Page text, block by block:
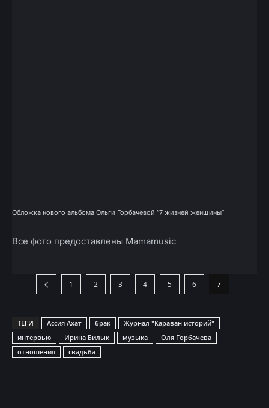
Обложка нового альбома Ольги Горбачевой “7 жизней женщины”
Все фото предоставлены Mamamusic
1 2 3 4 5 6 7
ТЕГИ Ассия Ахат брак
Журнал "Караван историй"
интервью
Ирина Билык музыка
Оля Горбачева
отношения
свадьба